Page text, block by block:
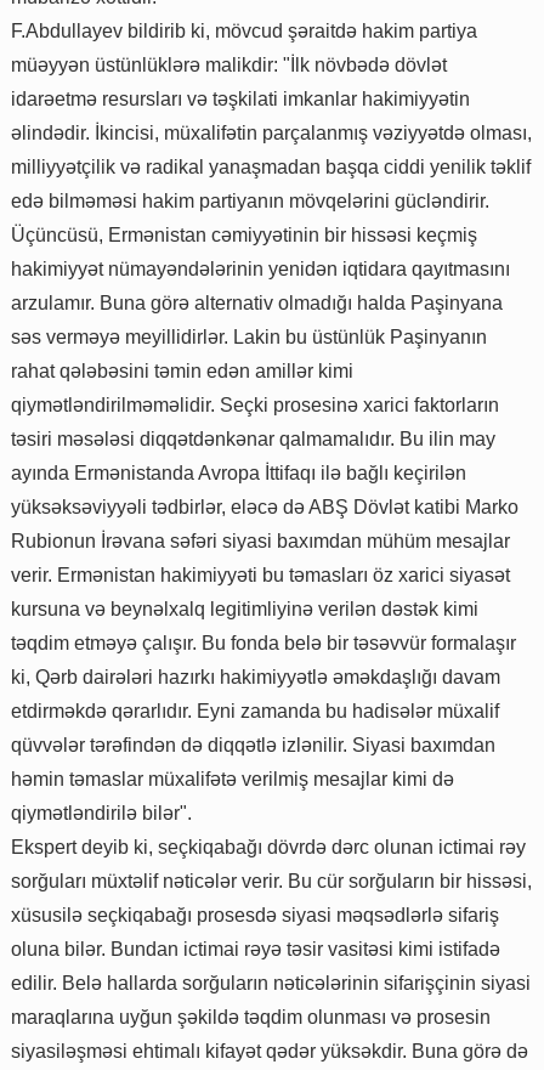
F.Abdullayev bildirib ki, mövcud şəraitdə hakim partiya
müəyyən üstünlüklərə malikdir: "İlk növbədə dövlət
idarəetmə resursları və təşkilati imkanlar hakimiyyətin
əlindədir. İkincisi, müxalifətin parçalanmış vəziyyətdə olması,
milliyyətçilik və radikal yanaşmadan başqa ciddi yenilik təklif
edə bilməməsi hakim partiyanın mövqelərini gücləndirir.
Üçüncüsü, Ermənistan cəmiyyətinin bir hissəsi keçmiş
hakimiyyət nümayəndələrinin yenidən iqtidara qayıtmasını
arzulamır. Buna görə alternativ olmadığı halda Paşinyana
səs verməyə meyillidirlər. Lakin bu üstünlük Paşinyanın
rahat qələbəsini təmin edən amillər kimi
qiymətləndirilməməlidir. Seçki prosesinə xarici faktorların
təsiri məsələsi diqqətdənkənar qalmamalıdır. Bu ilin may
ayında Ermənistanda Avropa İttifaqı ilə bağlı keçirilən
yüksəksəviyyəli tədbirlər, eləcə də ABŞ Dövlət katibi Marko
Rubionun İrəvana səfəri siyasi baxımdan mühüm mesajlar
verir. Ermənistan hakimiyyəti bu təmasları öz xarici siyasət
kursuna və beynəlxalq legitimliyinə verilən dəstək kimi
təqdim etməyə çalışır. Bu fonda belə bir təsəvvür formalaşır
ki, Qərb dairələri hazırkı hakimiyyətlə əməkdaşlığı davam
etdirməkdə qərarlıdır. Eyni zamanda bu hadisələr müxalif
qüvvələr tərəfindən də diqqətlə izlənilir. Siyasi baxımdan
həmin təmaslar müxalifətə verilmiş mesajlar kimi də
qiymətləndirilə bilər".
Ekspert deyib ki, seçkiqabağı dövrdə dərc olunan ictimai rəy
sorğuları müxtəlif nəticələr verir. Bu cür sorğuların bir hissəsi,
xüsusilə seçkiqabağı prosesdə siyasi məqsədlərlə sifariş
oluna bilər. Bundan ictimai rəyə təsir vasitəsi kimi istifadə
edilir. Belə hallarda sorğuların nəticələrinin sifarişçinin siyasi
maraqlarına uyğun şəkildə təqdim olunması və prosesin
siyasiləşməsi ehtimalı kifayət qədər yüksəkdir. Buna görə də